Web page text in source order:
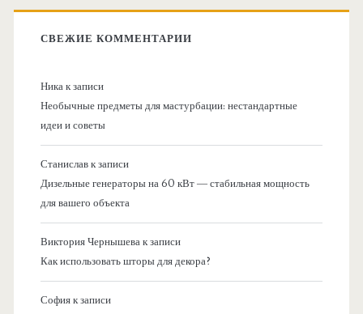
СВЕЖИЕ КОММЕНТАРИИ
Никак записи
Необычные предметы для мастурбации: нестандартные
идеи и советы
Станиславк записи
Дизельные генераторы на 60 кВт — стабильная мощность
для вашего объекта
Виктория Чернышевак записи
Как использовать шторы для декора?
Софияк записи